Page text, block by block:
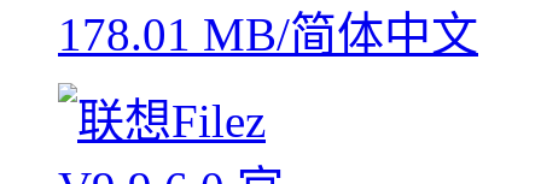
178.01 MB/简体中文